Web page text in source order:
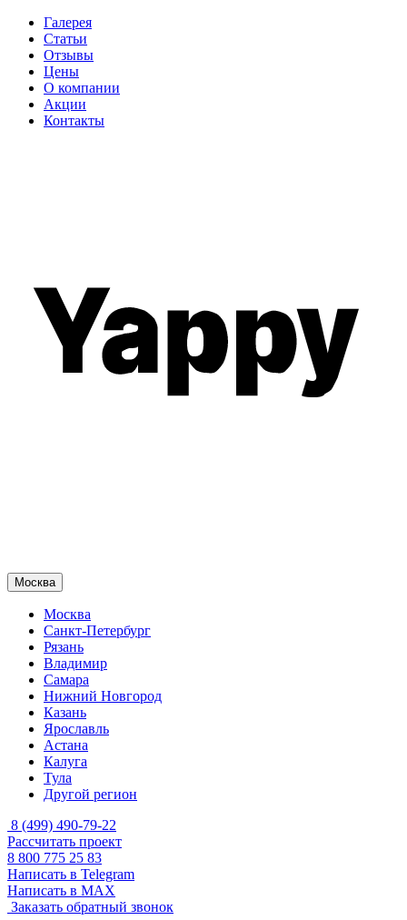
Галерея
Статьи
Отзывы
Цены
О компании
Акции
Контакты
Москва
Москва
Санкт-Петербург
Рязань
Владимир
Самара
Нижний Новгород
Казань
Ярославль
Астана
Калуга
Тула
Другой регион
8 (499) 490-79-22
Рассчитать проект
8 800 775 25 83
Написать в Telegram
Написать в MAX
Заказать обратный звонок